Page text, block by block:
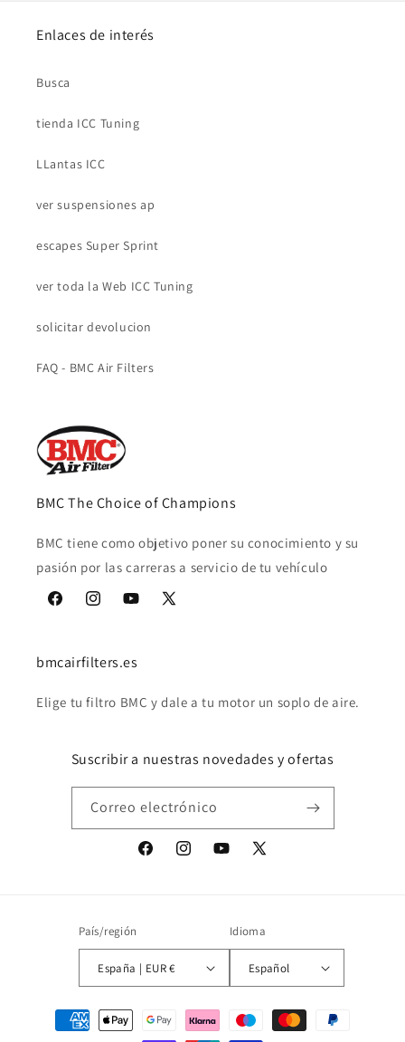
Enlaces de interés
Busca
tienda ICC Tuning
LLantas ICC
ver suspensiones ap
escapes Super Sprint
ver toda la Web ICC Tuning
solicitar devolucion
FAQ - BMC Air Filters
BMC The Choice of Champions
BMC tiene como objetivo poner su conocimiento y su
pasión por las carreras a servicio de tu vehículo
FacebookInstagramYouTube
X
bmcairfilters.es
Elige tu filtro BMC y dale a tu motor un soplo de aire.
Suscribir a nuestras novedades y ofertas
Correo electrónico
FacebookInstagramYouTube
X
País/región
España | EUR €
Idioma
Español
Formas